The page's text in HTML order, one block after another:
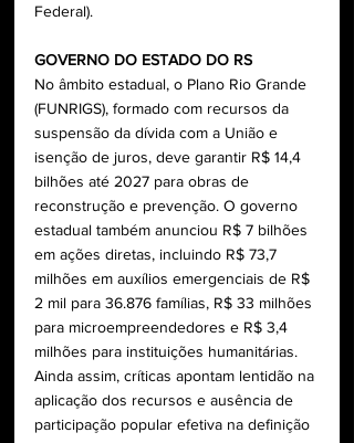
Federal).
GOVERNO DO ESTADO DO RS
No âmbito estadual, o Plano Rio Grande
(FUNRIGS), formado com recursos da
suspensão da dívida com a União e
isenção de juros, deve garantir R$ 14,4
bilhões até 2027 para obras de
reconstrução e prevenção. O governo
estadual também anunciou R$ 7 bilhões
em ações diretas, incluindo R$ 73,7
milhões em auxílios emergenciais de R$
2 mil para 36.876 famílias, R$ 33 milhões
para microempreendedores e R$ 3,4
milhões para instituições humanitárias.
Ainda assim, críticas apontam lentidão na
aplicação dos recursos e ausência de
participação popular efetiva na definição